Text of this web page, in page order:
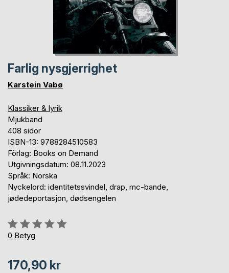
Farlig nysgjerrighet
Karstein Vabø
Klassiker & lyrik
Mjukband
408 sidor
ISBN-13: 9788284510583
Förlag: Books on Demand
Utgivningsdatum: 08.11.2023
Språk: Norska
Nyckelord: identitetssvindel, drap, mc-bande,
jødedeportasjon, dødsengelen
Betyg::
0%
0 Betyg
170,90 kr